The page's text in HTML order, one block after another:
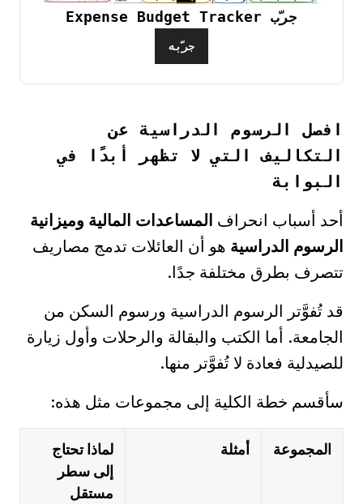
جرّب Expense Budget Tracker
جرّبه
افصل الرسوم الدراسية عن
التكاليف التي لا تظهر أبدًا في
البوابة
أحد أسباب انحراف المساعدات المالية وميزانية
الرسوم الدراسية هو أن العائلات تدمج مصاريف
تتصرف بطرق مختلفة جدًا.
قد تُفوَّتر الرسوم الدراسية ورسوم السكن من
الجامعة. أما الكتب والبقالة والرحلات وأول زيارة
للصيدلية فعادة لا تُفوَّتر منها.
سأقسم خطة الكلية إلى مجموعات مثل هذه:
المجموعة أمثلة
لماذا تحتاج
إلى سطر
مستقل